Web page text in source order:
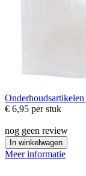
Onderhoudsartikelen
€ 6,95 per stuk
nog geen review
In winkelwagen
Meer informatie